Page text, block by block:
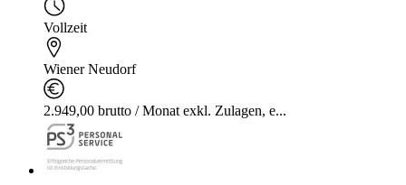
Vollzeit
Wiener Neudorf
2.949,00 brutto / Monat exkl. Zulagen, e...